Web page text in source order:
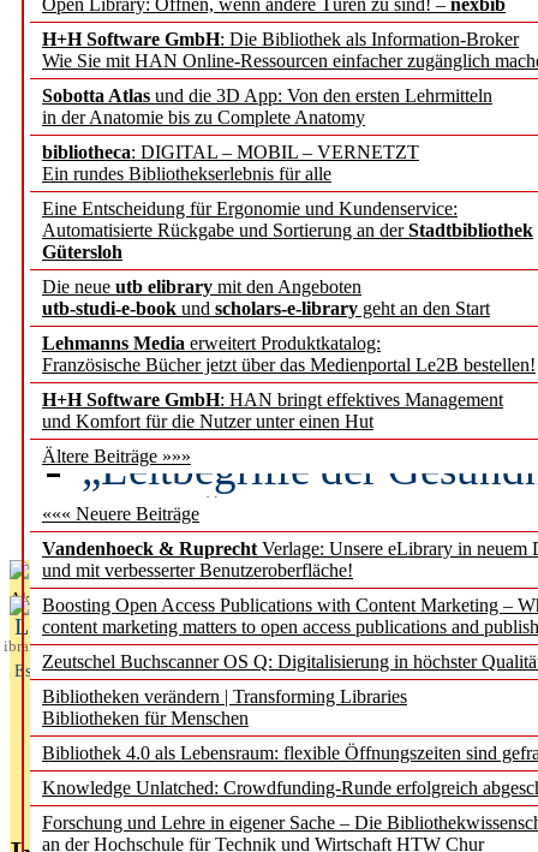
Open Library: Öffnen, wenn andere Türen zu sind! – nexbib
H+H Software GmbH: Die Bibliothek als Information-Broker
Wie Sie mit HAN Online-Ressourcen einfacher zugänglich
Sobotta Atlas und die 3D App: Von den ersten Lehrmitteln
in der Anatomie bis zu Complete Anatomy
bibliotheca: DIGITAL – MOBIL – VERNETZT
Ein rundes Bibliothekserlebnis für alle
Eine Entscheidung für Ergonomie und Kundenservice:
Automatisierte Rückgabe und Sortierung an derStadtbibliothek
Gütersloh
Die neue utb elibrary mit den Angeboten
utb-studi-e-book und scholars-e-library geht an den Start
Lehmanns Media erweitert Produktkatalog:
Französische Bücher jetzt über das Medienportal Le2B bestellen!
H+H Software GmbH: HAN bringt effektives Management
und Komfort für die Nutzer unter einen Hut
Ältere Beiträge »»»
««« Neuere Beiträge
Vandenhoeck & Ruprecht Verlage: Unsere eLibrary in neuem
und mit verbesserter Benutzeroberfläche!
Boosting Open Access Publications with Content Marketing –
content marketing matters to open access publications and
Zeutschel Buchscanner OS Q: Digitalisierung in höchster
Bibliotheken verändern | Transforming Libraries
Bibliotheken für Menschen
Bibliothek 4.0 als Lebensraum: flexible Öffnungszeiten sind
Knowledge Unlatched: Crowdfunding-Runde erfolgreich
Forschung und Lehre in eigener Sache – Die
an der Hochschule für Technik und Wirtschaft HTW Chur
und die Zeitschrift für
Francke Attempto
EBSCO Information
Recherchefunktionen in
Sorbisches Institut neu
Geschichte und
Künstliche Intelligenz
besser zu verstehen
„Leitbegriffe der
des BIÖG erscheinen
Aktuelles aus
L
ibrary
Essentials